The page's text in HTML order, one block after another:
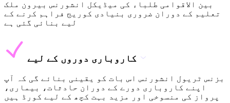
بین الاقوامی طلباء کی میڈیکل انشورنس بیرون ملک
تعلیم کے دوران ضروری بنیادی کوریج فراہم کرنے کے
لیے بنائی گئی ہے
کاروباری دوروں کے لیے
بزنس ٹریول انشورنس اس بات کو یقینی بنائے گی کہ آپ
اپنے کاروباری دورے کے دوران حادثات، بیماری،
پرواز کی منسوخی اور مزید بہت کچھ کے لیے کورڈ ہیں